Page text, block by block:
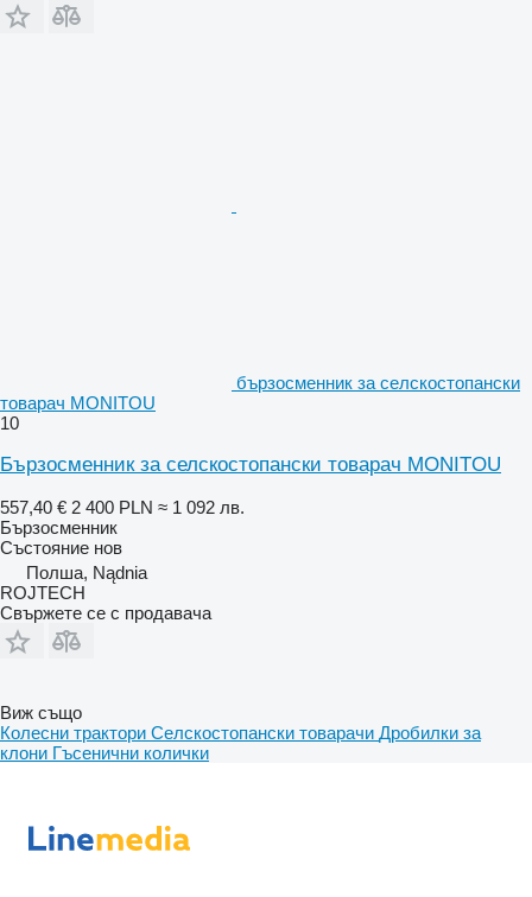
бързосменник за селскостопански
товарач MONITOU
10
Бързосменник за селскостопански товарач MONITOU
557,40 € 2 400 PLN ≈ 1 092 лв.
Бързосменник
Състояние нов
Полша, Nądnia
ROJTECH
Свържете се с продавача
Виж също
Колесни трактори Селскостопански товарачи Дробилки за
клони Гъсенични колички